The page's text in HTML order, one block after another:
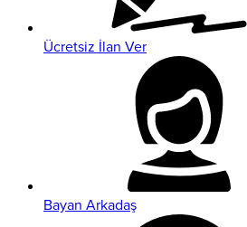
Ücretsiz İlan Ver
Bayan Arkadaş